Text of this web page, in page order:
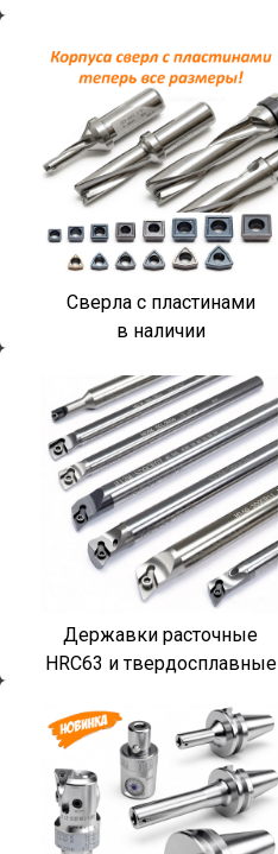
Сверла с пластинами
в наличии
Державки расточные
HRC63 и твердосплавные